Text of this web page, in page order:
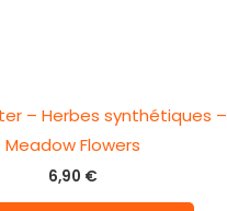
– Herbes synthétiques –
Meadow Flowers
6,90 €